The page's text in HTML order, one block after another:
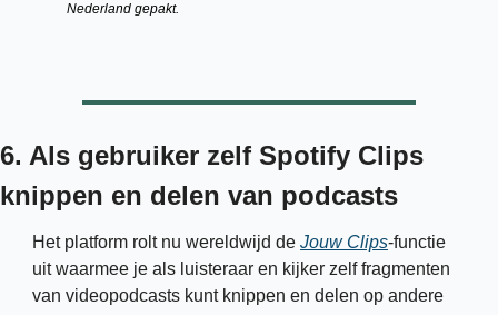
Nederland gepakt.
6. Als gebruiker zelf Spotify Clips
knippen en delen van podcasts
Het platform rolt nu wereldwijd de Jouw Clips-functie
uit waarmee je als luisteraar en kijker zelf fragmenten
van videopodcasts kunt knippen en delen op andere